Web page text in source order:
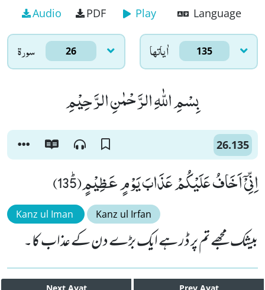
Audio PDF Play Language
سورۃ 26 اٰياتها 135
بِسْمِ اللّٰهِ الرَّحْمٰنِ الرَّحِیْمِ
26.135
اِنِّیْۤ اَخَافُ عَلَیْكُمْ عَذَابَ یَوْمٍ عَظِیْمٍﭤ(135)
Kanz ul Iman Kanz ul Irfan
بیشک مجھے تم پر ڈر ہے ایک بڑے دن کے عذاب کا۔